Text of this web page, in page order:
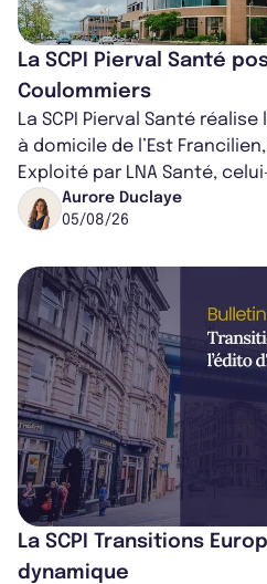
La SCPI Pierval Santé
Coulommiers
La SCPI Pierval Santé réalise
à domicile de l’Est
Exploité par LNA Santé,
médical croissant, qui s...
Aurore Duclaye
05/08/26
La SCPI Transitions
dynamique